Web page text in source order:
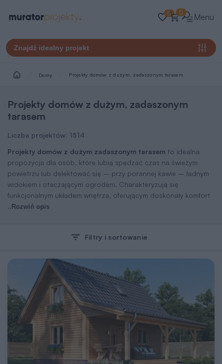
0 0 Menu
Znajdź idealny projekt
Domy Projekty domów z dużym, zadaszonym tarasem
Projekty domów z dużym, zadaszonym
tarasem
Liczba projektów: 1514
Projekty domów z dużym zadaszonym tarasem to idealna
propozycja dla osób, które lubią spędzać czas na świeżym
powietrzu lub delektować się – przy porannej kawie – ładnym
widokiem i otaczającym ogrodem. Charakteryzują się
funkcjonalnym układem wnętrza, oferującym doskonały komfort
.. Rozwiń opis
Filtry i sortowanie